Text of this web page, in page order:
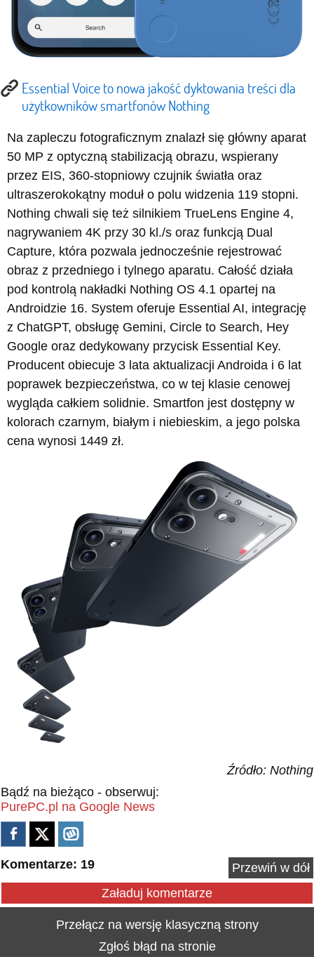
Essential Voice to nowa jakość dyktowania treści dla
użytkowników smartfonów Nothing
Na zapleczu fotograficznym znalazł się główny aparat
50 MP z optyczną stabilizacją obrazu, wspierany
przez EIS, 360-stopniowy czujnik światła oraz
ultraszerokokątny moduł o polu widzenia 119 stopni.
Nothing chwali się też silnikiem TrueLens Engine 4,
nagrywaniem 4K przy 30 kl./s oraz funkcją Dual
Capture, która pozwala jednocześnie rejestrować
obraz z przedniego i tylnego aparatu. Całość działa
pod kontrolą nakładki Nothing OS 4.1 opartej na
Androidzie 16. System oferuje Essential AI, integrację
z ChatGPT, obsługę Gemini, Circle to Search, Hey
Google oraz dedykowany przycisk Essential Key.
Producent obiecuje 3 lata aktualizacji Androida i 6 lat
poprawek bezpieczeństwa, co w tej klasie cenowej
wygląda całkiem solidnie. Smartfon jest dostępny w
kolorach czarnym, białym i niebieskim, a jego polska
cena wynosi 1449 zł.
Źródło: Nothing
Bądź na bieżąco - obserwuj:
PurePC.pl na Google News
Komentarze: 19
Przewiń w dół
Załaduj komentarze
Przełącz na wersję klasyczną strony
Zgłoś błąd na stronie